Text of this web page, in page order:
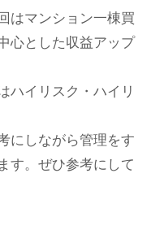
はマンション一棟買
心とした収益アップ
ハイリスク・ハイリ
にしながら管理をす
す。ぜひ参考にして